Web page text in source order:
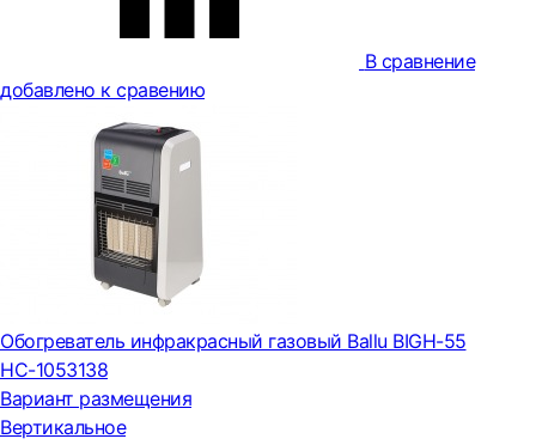
В сравнение
добавлено к сравению
Обогреватель инфракрасный газовый Ballu BIGH-55
НС-1053138
Вариант размещения
Вертикальное